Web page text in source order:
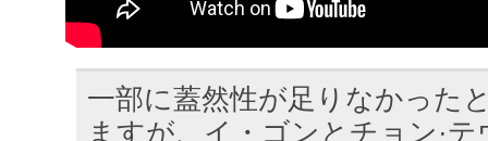
一部に蓋然性が足りなかった
ますが、イ・ゴンとチョン·